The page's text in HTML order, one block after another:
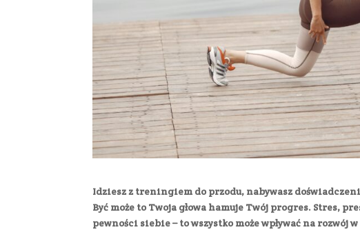
Idziesz z treningiem do przodu, nabywasz
Być może to Twoja głowa hamuje Twój progres. Stres,
pewności siebie – to wszystko może wpływać na